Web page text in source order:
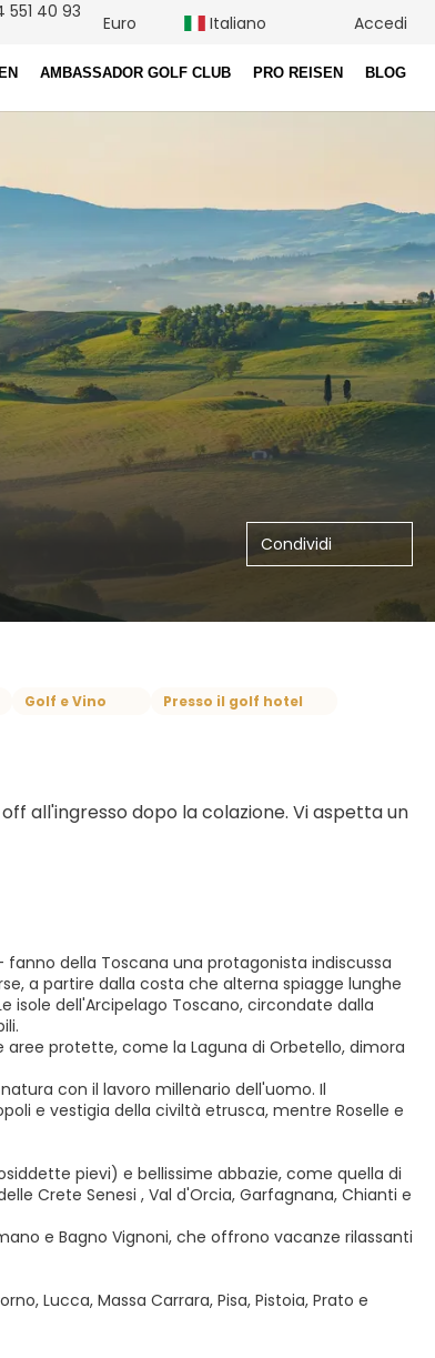
AMBASSADOR GOLF CLUB PRO REISEN BLOG
551 40 93
Euro Italiano Accedi
Condividi
Golf e Vino
Presso il golf hotel
all'ingresso dopo la colazione. Vi aspetta un
della Toscana una protagonista indiscussa
a partire dalla costa che alterna spiagge lunghe
isole dell'Arcipelago Toscano, circondate dalla
protette, come la Laguna di Orbetello, dimora
con il lavoro millenario dell'uomo. Il
e vestigia della civiltà etrusca, mentre Roselle e
pievi) e bellissime abbazie, come quella di
Crete Senesi , Val d'Orcia, Garfagnana, Chianti e
e Bagno Vignoni, che offrono vacanze rilassanti
Lucca, Massa Carrara, Pisa, Pistoia, Prato e